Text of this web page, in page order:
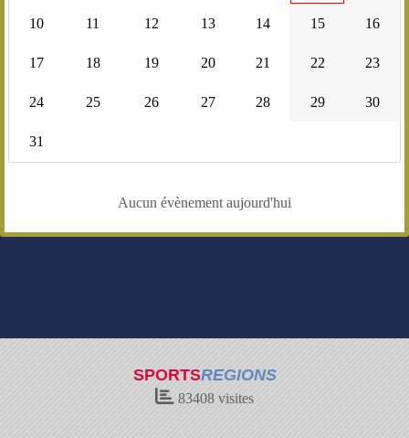
10 11 12 13 14 15 16
17 18 19 20 21 22 23
24 25 26 27 28 29 30
31
Aucun évènement aujourd'hui
SPORTSREGIONS
83408 visites